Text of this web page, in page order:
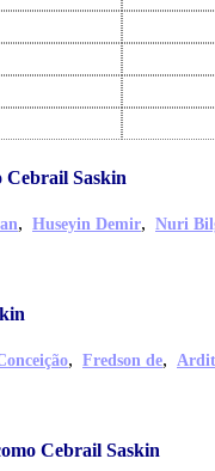
Cebrail Saskin
, Huseyin Demir, Nuri
, Fredson de,
Cebrail Saskin